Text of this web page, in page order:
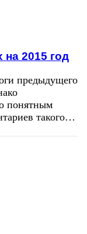
2015 год
предыдущего
понятным
такого…